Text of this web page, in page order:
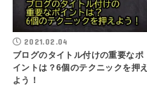
2021.02.04
ブログのタイトル付けの重要なポ
イントは？6個のテクニックを押え
よう！